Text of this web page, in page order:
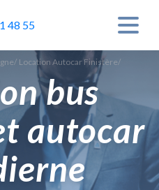
48 55
/ Location Autocar Finistère/
bus
autocar